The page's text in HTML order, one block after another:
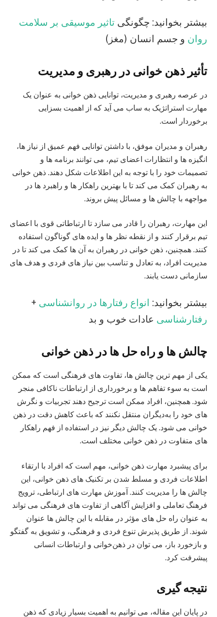
بیشتر بخوانید: چگونگی تاثیر موسیقی بر سلامت
روان و جسم انسان (مغز)
تأثیر ذهن خوانی در رهبری و مدیریت
در عرصه رهبری و مدیریت، توانایی ذهن‌ خوانی به عنوان یک
مهارت استراتژیک به ساب می آید که از اهمیت بسزایی
برخوردار است.
رهبران و مدیران موفق، با داشتن توانایی فهم عمیق از نیاز ها،
انگیزه‌ ها و انتظارات اعضای تیم، می‌ توانند برنامه‌ ها و
تصمیمات خود را با توجه به این اطلاعات شکل دهند. ذهن‌ خوانی
به رهبران کمک می‌ کند تا با بهترین راهکار ها و راهبرد ها در
مواجهه با چالش‌ ها و مسائل پیش بروند.
این مهارت، رهبران را قادر می‌ سازد تا ارتباطاتی قوی با اعضای
تیم برقرار کنند و از نقطه نظر ها و ایده‌ های گوناگون استفاده
کنند. همچنین، ذهن‌ خوانی در رهبران به آن‌ ها کمک می‌ کند تا در
مدیریت افراد، به تعادل و تناسب بین نیاز های فردی و هدف‌ های
سازمانی دست یابند.
بیشتر بخوانید: انواع رفتارها در روانشناسی +
رفتارشناسی عادات خوب و بد
چالش‌ ها و راه‌ حل‌ ها در ذهن خوانی
یکی از مهم‌ ترین چالش‌ ها، تفاوت‌ های فرهنگی است که ممکن
است به سوء تفاهم ها و برخورداری از ارتباطات ناکافی منجر
شود. همچنین، افراد ممکن است ترجیح دهند تجربیات و نگرش‌
های خود را به‌دیگران منتقل نکنند که باعث کاهش دقت در ذهن‌
خوانی می‌ شود. یک چالش دیگر نیز در استفاده از فهم راهکار
های متفاوت در ذهن‌ خوانی مختلف است.
برای پیشبرد مهارت ذهن‌ خوانی، مهم است که افراد با ارتقاء
اطلاعات فردی و مسلط شدن بر تکنیک‌ های ذهن‌ خوانی، این
چالش‌ ها را مدیریت کنند. آموزش مهارت‌ های ارتباطی، ترویج
فرهنگ تعاملی و افزایش آگاهی از تفاوت‌ های فرهنگی می‌ تواند
به عنوان راه‌ حل‌ های مؤثر در مقابله با این چالش‌ ها عنوان
شوند. از طریق پذیرش تنوع فردی و فرهنگی، و تشویق به گفتگو
و بازخورد باز، می‌ توان در ذهن‌خوانی و ارتباطات انسانی
پیشرفت کرد.
نتیجه‌ گیری
در پایان این مقاله، می‌ توانیم به اهمیت بسیار زیادی که ذهن‌